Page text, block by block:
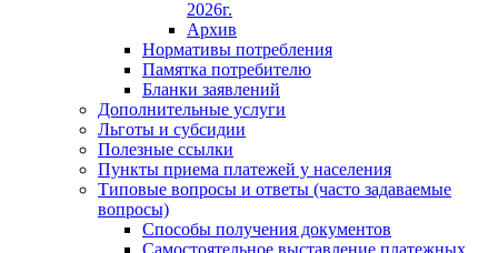
2026г.
Архив
Нормативы потребления
Памятка потребителю
Бланки заявлений
Дополнительные услуги
Льготы и субсидии
Полезные ссылки
Пункты приема платежей у населения
Типовые вопросы и ответы (часто задаваемые
вопросы)
Способы получения документов